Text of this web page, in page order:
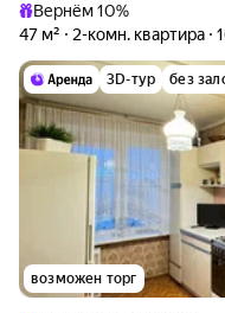
Вернём 10%
47 м²
2-комн. квартира
3D-тур без
возможен торг